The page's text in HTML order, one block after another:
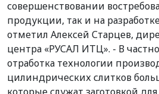
совершенствовании
продукции, так и на
отметил Алексей Старцев,
центра «РУСАЛ ИТЦ». - В
отработка технологии
цилиндрических слитков